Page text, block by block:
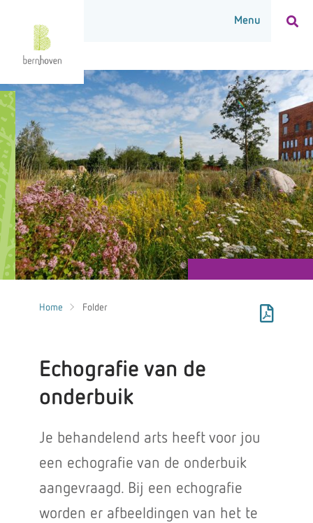
Home Folder
Echografie van de
onderbuik
Je behandelend arts heeft voor jou
een echografie van de onderbuik
aangevraagd. Bij een echografie
worden er afbeeldingen van het te